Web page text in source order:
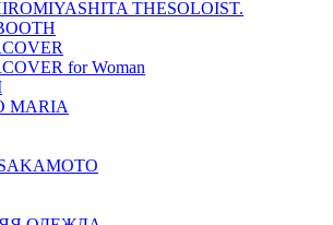
THESOLOIST.
for Woman
MARIA